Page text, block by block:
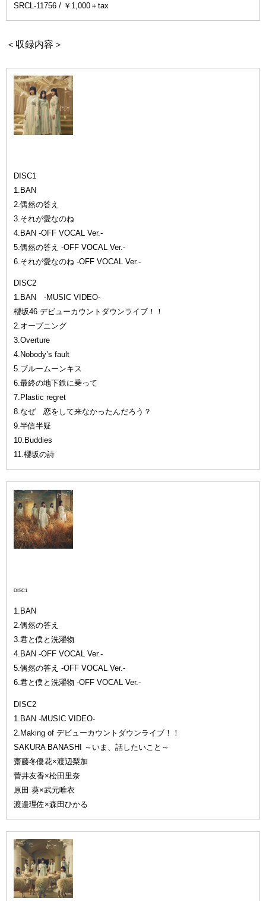
SRCL-11756 / ￥1,000＋tax
＜収録内容＞
TYPE-A
DISC1
1.BAN
2.偶然の答え
3.それが愛なのね
4.BAN -OFF VOCAL Ver.-
5.偶然の答え -OFF VOCAL Ver.-
6.それが愛なのね -OFF VOCAL Ver.-
DISC2
1.BAN -MUSIC VIDEO-
櫻坂46 デビューカウントダウンライブ！！
2.オープニング
3.Overture
4.Nobody’s fault
5.ブルームーンキス
6.最終の地下鉄に乗って
7.Plastic regret
8.なぜ 恋をして来なかったんだろう？
9.半信半疑
10.Buddies
11.櫻坂の詩
TYPE-B
DISC1
1.BAN
2.偶然の答え
3.君と僕と洗濯物
4.BAN -OFF VOCAL Ver.-
5.偶然の答え -OFF VOCAL Ver.-
6.君と僕と洗濯物 -OFF VOCAL Ver.-
DISC2
1.BAN -MUSIC VIDEO-
2.Making of デビューカウントダウンライブ！！
SAKURA BANASHI ～いま、話したいこと～
齋藤冬優花×渡辺梨加
菅井友香×松田里奈
原田 葵×武元唯衣
渡邉理佐×森田ひかる
TYPE-C